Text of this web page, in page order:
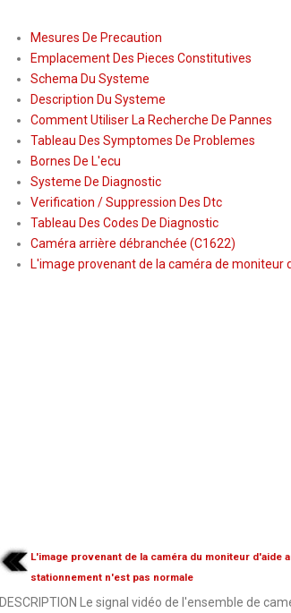
Mesures De Precaution
Emplacement Des Pieces Constitutives
Schema Du Systeme
Description Du Systeme
Comment Utiliser La Recherche De Pannes
Tableau Des Symptomes De Problemes
Bornes De L'ecu
Systeme De Diagnostic
Verification / Suppression Des Dtc
Tableau Des Codes De Diagnostic
Caméra arrière débranchée (C1622)
L'image provenant de la caméra de moniteur
L'image provenant de la caméra du moniteur d'aide
stationnement n'est pas normale
DESCRIPTION Le signal vidéo de l'ensemble de